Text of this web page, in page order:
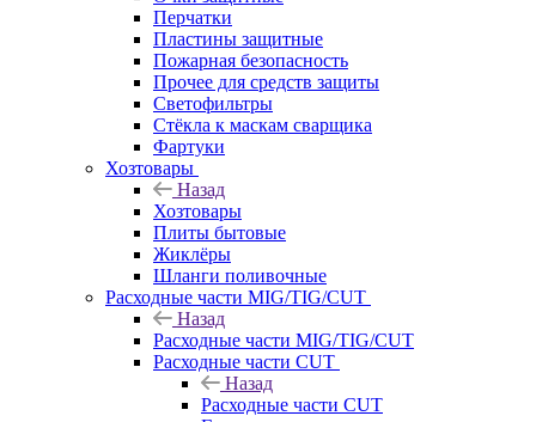
Перчатки
Пластины защитные
Пожарная безопасность
Прочее для средств защиты
Светофильтры
Стёкла к маскам сварщика
Фартуки
Хозтовары
Назад
Хозтовары
Плиты бытовые
Жиклёры
Шланги поливочные
Расходные части MIG/TIG/CUT
Назад
Расходные части MIG/TIG/CUT
Расходные части CUT
Назад
Расходные части CUT